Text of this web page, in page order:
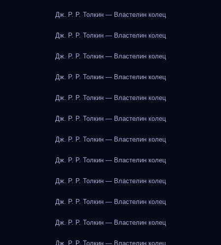
Дж. Р. Р. Толкин — Властелин колец
Дж. Р. Р. Толкин — Властелин колец
Дж. Р. Р. Толкин — Властелин колец
Дж. Р. Р. Толкин — Властелин колец
Дж. Р. Р. Толкин — Властелин колец
Дж. Р. Р. Толкин — Властелин колец
Дж. Р. Р. Толкин — Властелин колец
Дж. Р. Р. Толкин — Властелин колец
Дж. Р. Р. Толкин — Властелин колец
Дж. Р. Р. Толкин — Властелин колец
Дж. Р. Р. Толкин — Властелин колец
Дж. Р. Р. Толкин — Властелин колец